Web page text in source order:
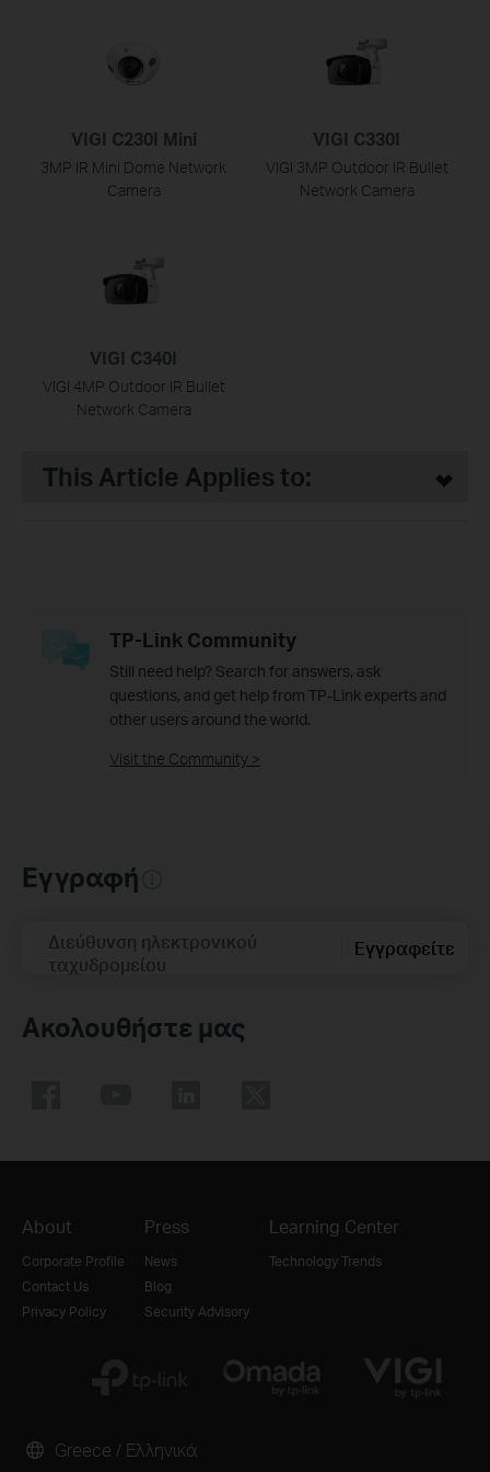
VIGI C230I Mini
3MP IR Mini Dome Network
Camera
VIGI C330I
VIGI 3MP Outdoor IR Bullet
Network Camera
VIGI C340I
VIGI 4MP Outdoor IR Bullet
Network Camera
This Article Applies to:
TP-Link Community
Still need help? Search for answers, ask
questions, and get help from TP-Link experts and
other users around the world.
Visit the Community >
Εγγραφή
Διεύθυνση ηλεκτρονικού
ταχυδρομείου
Εγγραφείτε
Ακολουθήστε μας
About
Corporate Profile
Contact Us
Privacy Policy
Press
News
Blog
Security Advisory
Learning Center
Technology Trends
Greece / Ελληνικά